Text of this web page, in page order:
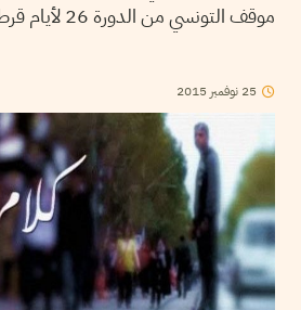
موقف التونسي من الدورة 26 لأيام قرطاج السينمائية 2015.
25 نوفمبر 2015